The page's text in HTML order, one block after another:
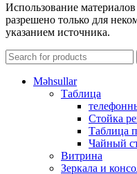
Использование
разрешено только для
указанием источника.
Məhsullar
Таблица
Стойка
Таблица
Чайный
Витрина
Зеркала и